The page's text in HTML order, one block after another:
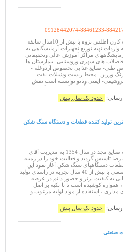
09128442074-88461233-
شرکت کارن اطلس پژوه با بیش از 10سال سابقه
واردات تهیه توزیع تجهیزات آزمایشگاهی به
مراکز آموزش عالی وتحقیقاتی
های شهری وروستایی- بیمارستان ها
طبی- صنایع غذایی بخصوص آردوغله -
رنگ ورزین- محیط زیست وشیلات-نفت
ایمنی ونانو توانسته است نقش
ای درپیشبرد اهداف وتعالی این مراکز ایفا
شرکت مجموعه کاملی ازتجهیزات-
-شیش رسانی: حدود یک سال پیش
تولید کننده قطعات و دستگاه سنگ شکن
شرکت صنایع مجد در سال 1354 به مدیریت آقای
رضا تاسیس گردید و فعالیت خود را در زمینه
دستگاههای سنگ شکن آغاز نمود این
واحد صنعتی با بیش از 40 سال تجربه در راستای تولید
به کیفیت برتر و حضور دائم در عرصه
همواره کوشیده است تا با تکیه بر اصل
، استفاده از مواد اولیه مرغوب و
، روشهای بهینه تولید و ساخت و همچنین
از مهندسین ، تکنسین ها و کا
رسانی: حدود یک سال پیش
صنعتی